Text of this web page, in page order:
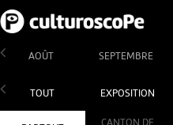
AOÛT SEPTEMBRE
TOUT EXPOSITION